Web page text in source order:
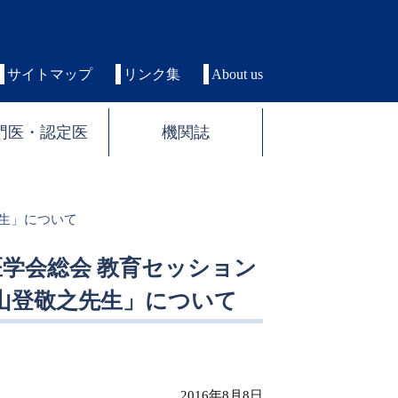
サイトマップ リンク集 About us
医・認定医 機関誌
」について
会総会 教育セッション
登敬之先生」について
2016年8月8日